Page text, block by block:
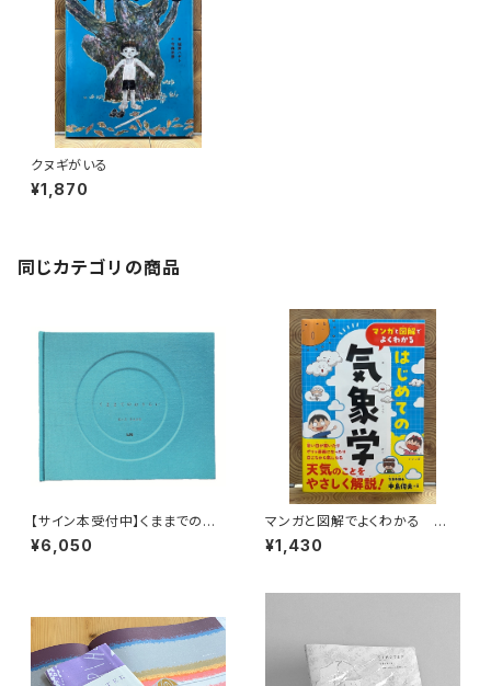
クヌギがいる
¥1,870
同じカテゴリの商品
【サイン本受付中】くままでのお
さらい〈特装新版〉
¥6,050
マンガと図解でよくわかる はじ
めての気象学
¥1,430